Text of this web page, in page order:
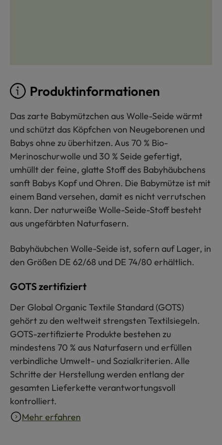
Produktinformationen
Das zarte Babymützchen aus Wolle-Seide wärmt
und schützt das Köpfchen von Neugeborenen und
Babys ohne zu überhitzen. Aus 70 % Bio-
Merinoschurwolle und 30 % Seide gefertigt,
umhüllt der feine, glatte Stoff des Babyhäubchens
sanft Babys Kopf und Ohren. Die Babymütze ist mit
einem Band versehen, damit es nicht verrutschen
kann. Der naturweiße Wolle-Seide-Stoff besteht
aus ungefärbten Naturfasern.
Babyhäubchen Wolle-Seide ist, sofern auf Lager, in
den Größen DE 62/68 und DE 74/80 erhältlich.
GOTS zertifiziert
Der Global Organic Textile Standard (GOTS)
gehört zu den weltweit strengsten Textilsiegeln.
GOTS-zertifizierte Produkte bestehen zu
mindestens 70 % aus Naturfasern und erfüllen
verbindliche Umwelt- und Sozialkriterien. Alle
Schritte der Herstellung werden entlang der
gesamten Lieferkette verantwortungsvoll
kontrolliert.
Mehr erfahren